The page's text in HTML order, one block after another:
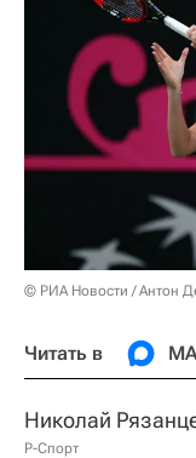
© РИА Новости / Антон
Читать в
Николай
Р-Спорт